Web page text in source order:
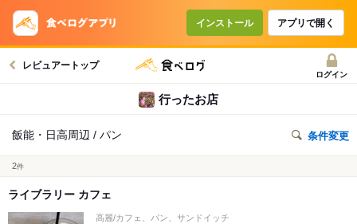
インストール アプリで開く
レビュアートップ
ログイン
行ったお店
飯能・日高周辺 / パン 条件変更
2件
ライブラリー カフェ
高麗/カフェ、パン、サンドイッチ